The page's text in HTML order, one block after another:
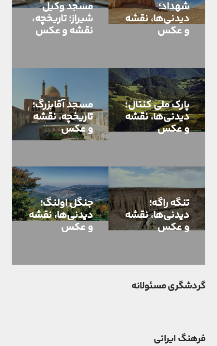
شهداد؛
دیدنی‌ها، نقشه
و عکس
مسجد وکیل
شیراز؛ تاریخچه،
نقشه و عکس
پارک ملی کنتال؛
دیدنی‌ها، نقشه
و عکس
مسجد آقابزرگ؛
تاریخچه، نقشه
و عکس
تنگه راگه؛
دیدنی‌ها، نقشه
و عکس
جنگل اولنگ؛
دیدنی‌ها، نقشه
و عکس
گردشگری مسئولانه
فرهنگ ایرانی